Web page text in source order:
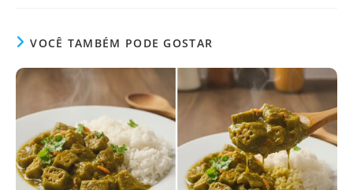
VOCÊ TAMBÉM PODE GOSTAR